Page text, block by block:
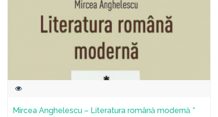
Mircea Anghelescu – Literatura română modernă *